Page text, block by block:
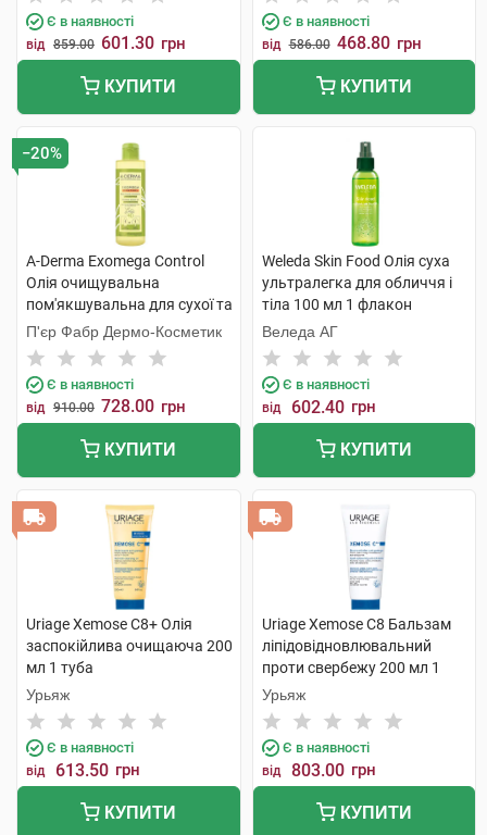
Є в наявності
від 859.00 601.30 грн
КУПИТИ
Є в наявності
від 586.00 468.80 грн
КУПИТИ
−20%
A-Derma Exomega Control
Олія очищувальна
пом'якшувальна для сухої та
атопічної шкіри 500 мл 1
флакон
П'єр Фабр Дермо-Косметик
Є в наявності
від 910.00 728.00 грн
КУПИТИ
Weleda Skin Food Олія суха
ультралегка для обличчя і
тіла 100 мл 1 флакон
Веледа АГ
Є в наявності
від 602.40 грн
КУПИТИ
Uriage Xemose C8+ Олія
заспокійлива очищаюча 200
мл 1 туба
Урьяж
Є в наявності
від 613.50 грн
КУПИТИ
Uriage Xemose C8 Бальзам
ліпідовідновлювальний
проти свербежу 200 мл 1
туба
Урьяж
Є в наявності
від 803.00 грн
КУПИТИ